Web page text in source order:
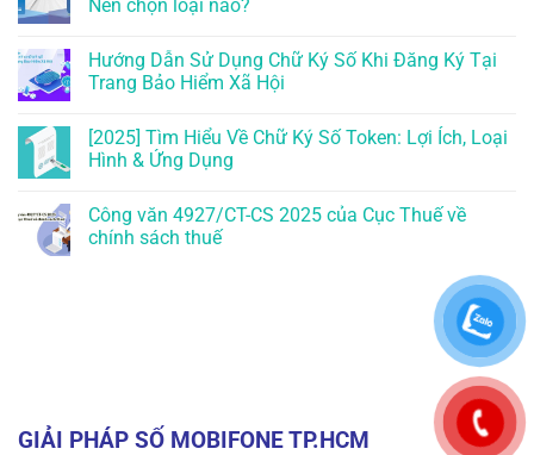
Nên chọn loại nào?
Hướng Dẫn Sử Dụng Chữ Ký Số Khi Đăng Ký Tại
Trang Bảo Hiểm Xã Hội
[2025] Tìm Hiểu Về Chữ Ký Số Token: Lợi Ích, Loại
Hình & Ứng Dụng
Công văn 4927/CT-CS 2025 của Cục Thuế về
chính sách thuế
GIẢI PHÁP SỐ MOBIFONE TP.HCM